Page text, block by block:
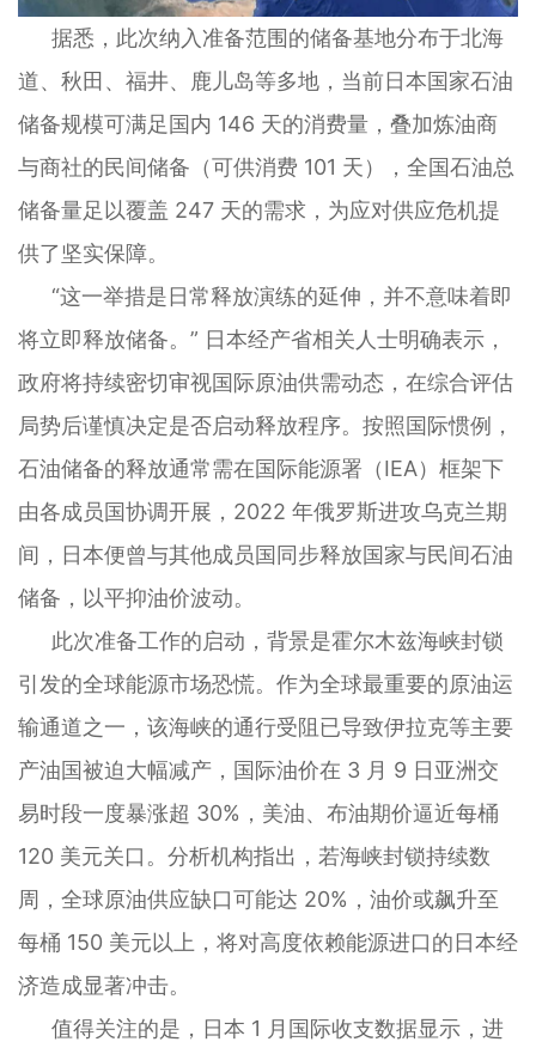
据悉，此次纳入准备范围的储备基地分布于北海
道、秋田、福井、鹿儿岛等多地，当前日本国家石油
储备规模可满足国内 146 天的消费量，叠加炼油商
与商社的民间储备（可供消费 101 天），全国石油总
储备量足以覆盖 247 天的需求，为应对供应危机提
供了坚实保障。
“这一举措是日常释放演练的延伸，并不意味着即
将立即释放储备。” 日本经产省相关人士明确表示，
政府将持续密切审视国际原油供需动态，在综合评估
局势后谨慎决定是否启动释放程序。按照国际惯例，
石油储备的释放通常需在国际能源署（IEA）框架下
由各成员国协调开展，2022 年俄罗斯进攻乌克兰期
间，日本便曾与其他成员国同步释放国家与民间石油
储备，以平抑油价波动。
此次准备工作的启动，背景是霍尔木兹海峡封锁
引发的全球能源市场恐慌。作为全球最重要的原油运
输通道之一，该海峡的通行受阻已导致伊拉克等主要
产油国被迫大幅减产，国际油价在 3 月 9 日亚洲交
易时段一度暴涨超 30%，美油、布油期价逼近每桶
120 美元关口。分析机构指出，若海峡封锁持续数
周，全球原油供应缺口可能达 20%，油价或飙升至
每桶 150 美元以上，将对高度依赖能源进口的日本经
济造成显著冲击。
值得关注的是，日本 1 月国际收支数据显示，进